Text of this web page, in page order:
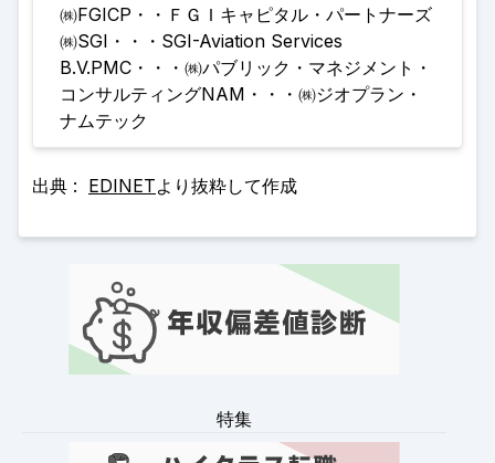
㈱FGICP・・ＦＧＩキャピタル・パートナーズ
㈱SGI・・・SGI-Aviation Services
B.V.PMC・・・㈱パブリック・マネジメント・
コンサルティングNAM・・・㈱ジオプラン・
ナムテック
出典 : EDINETより抜粋して作成
特集